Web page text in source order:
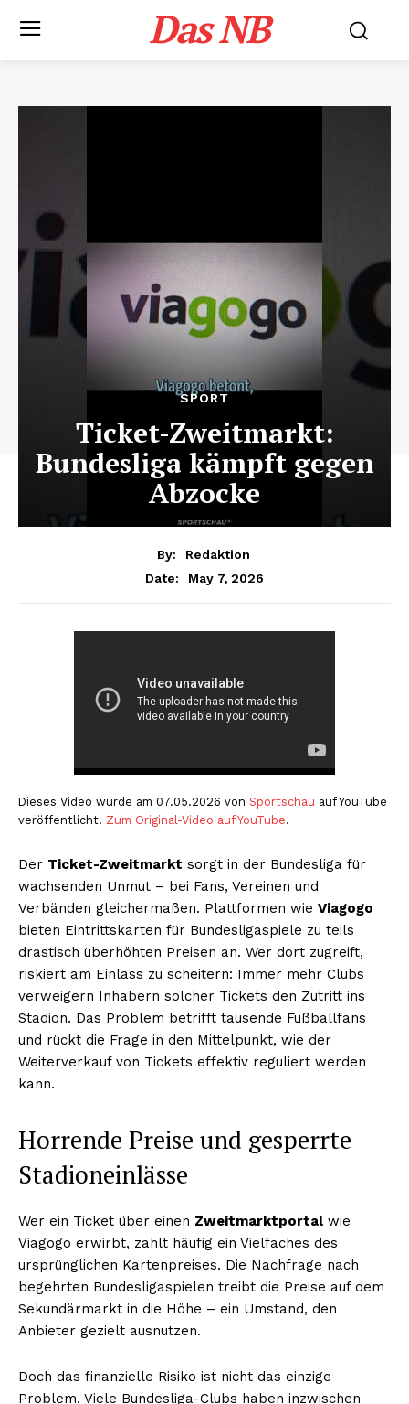
Das NB
SPORT
Ticket-Zweitmarkt:
Bundesliga kämpft gegen
Abzocke
By:
Redaktion
Date:
May 7, 2026
Dieses Video wurde am 07.05.2026 von Sportschau auf YouTube
veröffentlicht. Zum Original-Video auf YouTube.
Der Ticket-Zweitmarkt sorgt in der Bundesliga für
wachsenden Unmut – bei Fans, Vereinen und
Verbänden gleichermaßen. Plattformen wie Viagogo
bieten Eintrittskarten für Bundesligaspiele zu teils
drastisch überhöhten Preisen an. Wer dort zugreift,
riskiert am Einlass zu scheitern: Immer mehr Clubs
verweigern Inhabern solcher Tickets den Zutritt ins
Stadion. Das Problem betrifft tausende Fußballfans
und rückt die Frage in den Mittelpunkt, wie der
Weiterverkauf von Tickets effektiv reguliert werden
kann.
Horrende Preise und gesperrte
Stadioneinlässe
Wer ein Ticket über einen Zweitmarktportal wie
Viagogo erwirbt, zahlt häufig ein Vielfaches des
ursprünglichen Kartenpreises. Die Nachfrage nach
begehrten Bundesligaspielen treibt die Preise auf dem
Sekundärmarkt in die Höhe – ein Umstand, den
Anbieter gezielt ausnutzen.
Doch das finanzielle Risiko ist nicht das einzige
Problem. Viele Bundesliga-Clubs haben inzwischen